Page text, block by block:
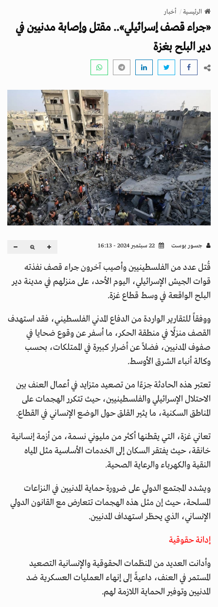
v
g
a
t
الرئيسية أخبار
«جراء قصف إسرائيلي».. مقتل وإصابة مدنيين في
دير البلح بغزة
جسور بوست
قُتل عدد من الفلسطينيين وأصيب آخرون جراء قصف نفذته
قوات الجيش الإسرائيلي، اليوم الأحد، على منزلهم في مدينة دير
البلح الواقعة في وسط قطاع غزة.
ووفقاً للتقارير الواردة من الدفاع المدني الفلسطيني، فقد استهدف
القصف منزلًا في منطقة الحكر، ما أسفر عن وقوع ضحايا في
صفوف المدنيين، فضلاً عن أضرار كبيرة في الممتلكات، بحسب
وكالة أنباء الشرق الأوسط.
تعتبر هذه الحادثة جزءًا من تصعيد متزايد في أعمال العنف بين
الاحتلال الإسرائيلي والفلسطينيين، حيث تتكرر الهجمات على
المناطق السكنية، ما يثير القلق حول الوضع الإنساني في القطاع.
تعاني غزة، التي يقطنها أكثر من مليوني نسمة، من أزمة إنسانية
خانقة، حيث يفتقر السكان إلى الخدمات الأساسية مثل المياه
النقية والكهرباء والرعاية الصحية.
ويشدد المجتمع الدولي على ضرورة حماية المدنيين في النزاعات
المسلحة، حيث إن مثل هذه الهجمات تتعارض مع القانون الدولي
الإنساني، الذي يحظر استهداف المدنيين.
إدانة حقوقية
وأدانت العديد من المنظمات الحقوقية والإنسانية التصعيد
المستمر في العنف، داعيةً إلى إنهاء العمليات العسكرية ضد
المدنيين وتوفير الحماية اللازمة لهم.